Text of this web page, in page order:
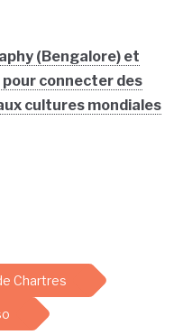
(Bengalore) et
connecter des
cultures mondiales
Chartres